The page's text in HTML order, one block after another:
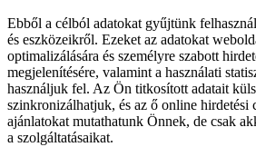
Ebből a célból adatokat gyűjtünk
és eszközeikről. Ezeket az adatokat
optimalizálására és személyre szabott
megjelenítésére, valamint a használati
használjuk fel. Az Ön titkosított adatait
szinkronizálhatjuk, és az ő online hirdetési
ajánlatokat mutathatunk Önnek, de csak
a szolgáltatásaikat.